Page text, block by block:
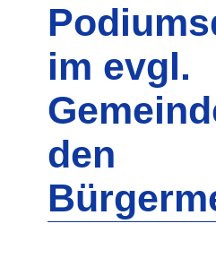
im evgl.
den